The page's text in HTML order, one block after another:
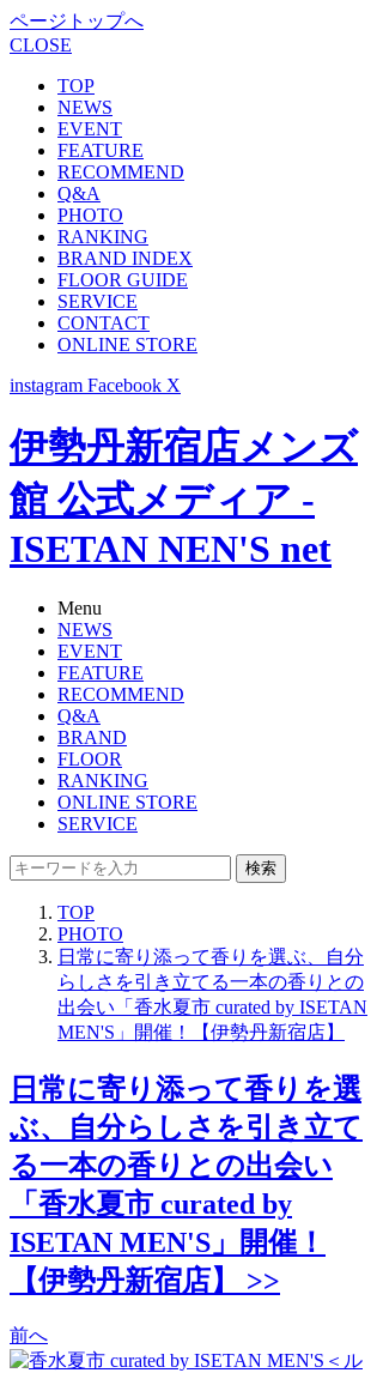
ページトップへ
CLOSE
TOP
NEWS
EVENT
FEATURE
RECOMMEND
Q&A
PHOTO
RANKING
BRAND INDEX
FLOOR GUIDE
SERVICE
CONTACT
ONLINE STORE
instagram Facebook X
伊勢丹新宿店メンズ
館 公式メディア -
ISETAN NEN'S net
Menu
NEWS
EVENT
FEATURE
RECOMMEND
Q&A
BRAND
FLOOR
RANKING
ONLINE STORE
SERVICE
検索
TOP
PHOTO
日常に寄り添って香りを選ぶ、自分
らしさを引き立てる一本の香りとの
出会い「香水夏市 curated by ISETAN
MEN'S」開催！【伊勢丹新宿店】
日常に寄り添って香りを選
ぶ、自分らしさを引き立て
る一本の香りとの出会い
「香水夏市 curated by
ISETAN MEN'S」開催！
【伊勢丹新宿店】 >>
前へ